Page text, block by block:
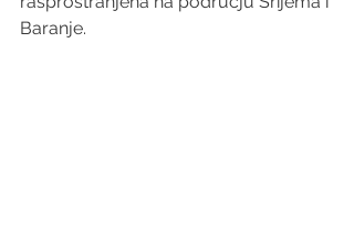
Baranje.